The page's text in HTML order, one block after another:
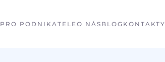
PRO PODNIKATELE O NÁS BLOG KONTAKTY